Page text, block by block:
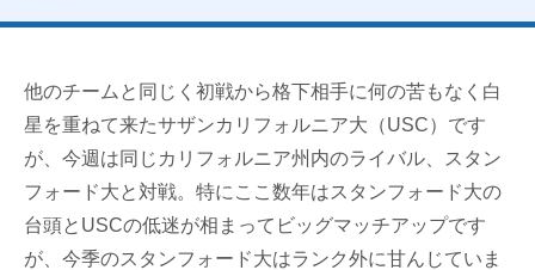
他のチームと同じく初戦から格下相手に何の苦もなく白
星を重ねて来たサザンカリフォルニア大（USC）です
が、今週は同じカリフォルニア州内のライバル、スタン
フォード大と対戦。特にここ数年はスタンフォード大の
台頭とUSCの低迷が相まってビッグマッチアップです
が、今季のスタンフォード大はランク外に甘んじていま